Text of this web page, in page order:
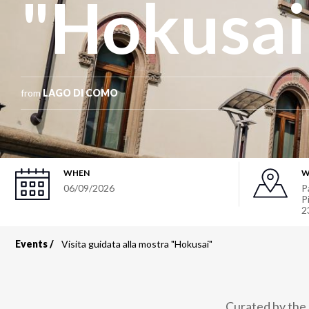
fromLAGO DI COMO
WHEN
06/09/2026
Breadcrumb
Events Visita guidata alla mostra "Hokusai"